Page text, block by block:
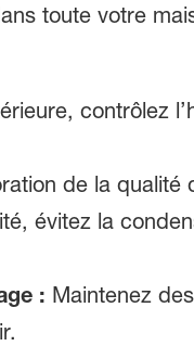
toute votre
contrôlez
de la qualité
évitez la
: Maintenez